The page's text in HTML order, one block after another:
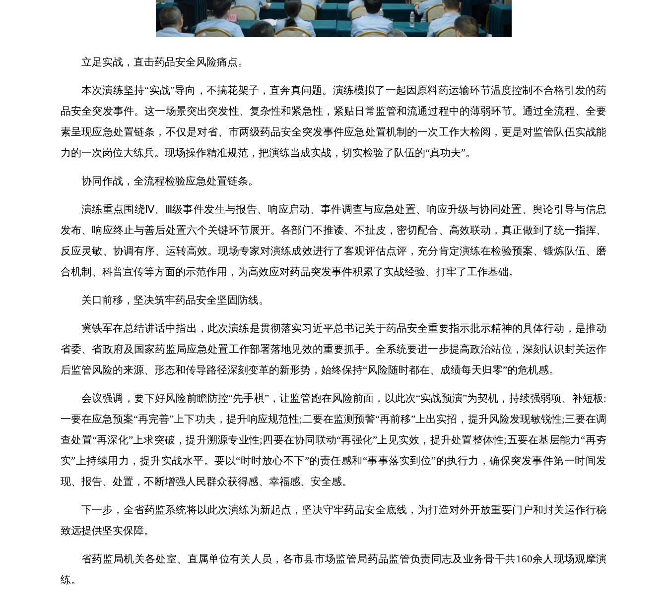
立足实战，直击药品安全风险痛点。
本次演练坚持“实战”导向，不搞花架子，直奔真问题。演练模拟了一起因原料药运输环节温度控制不合格引发的药
品安全突发事件。这一场景突出突发性、复杂性和紧急性，紧贴日常监管和流通过程中的薄弱环节。通过全流程、全要
素呈现应急处置链条，不仅是对省、市两级药品安全突发事件应急处置机制的一次工作大检阅，更是对监管队伍实战能
力的一次岗位大练兵。现场操作精准规范，把演练当成实战，切实检验了队伍的“真功夫”。
协同作战，全流程检验应急处置链条。
演练重点围绕Ⅳ、Ⅲ级事件发生与报告、响应启动、事件调查与应急处置、响应升级与协同处置、舆论引导与信息
发布、响应终止与善后处置六个关键环节展开。各部门不推诿、不扯皮，密切配合、高效联动，真正做到了统一指挥、
反应灵敏、协调有序、运转高效。现场专家对演练成效进行了客观评估点评，充分肯定演练在检验预案、锻炼队伍、磨
合机制、科普宣传等方面的示范作用，为高效应对药品突发事件积累了实战经验、打牢了工作基础。
关口前移，坚决筑牢药品安全坚固防线。
冀铁军在总结讲话中指出，此次演练是贯彻落实习近平总书记关于药品安全重要指示批示精神的具体行动，是推动
省委、省政府及国家药监局应急处置工作部署落地见效的重要抓手。全系统要进一步提高政治站位，深刻认识封关运作
后监管风险的来源、形态和传导路径深刻变革的新形势，始终保持“风险随时都在、成绩每天归零”的危机感。
会议强调，要下好风险前瞻防控“先手棋”，让监管跑在风险前面，以此次“实战预演”为契机，持续强弱项、补短板:
一要在应急预案“再完善”上下功夫，提升响应规范性;二要在监测预警“再前移”上出实招，提升风险发现敏锐性;三要在调
查处置“再深化”上求突破，提升溯源专业性;四要在协同联动“再强化”上见实效，提升处置整体性;五要在基层能力“再夯
实”上持续用力，提升实战水平。要以“时时放心不下”的责任感和“事事落实到位”的执行力，确保突发事件第一时间发
现、报告、处置，不断增强人民群众获得感、幸福感、安全感。
下一步，全省药监系统将以此次演练为新起点，坚决守牢药品安全底线，为打造对外开放重要门户和封关运作行稳
致远提供坚实保障。
省药监局机关各处室、直属单位有关人员，各市县市场监管局药品监管负责同志及业务骨干共160余人现场观摩演
练。